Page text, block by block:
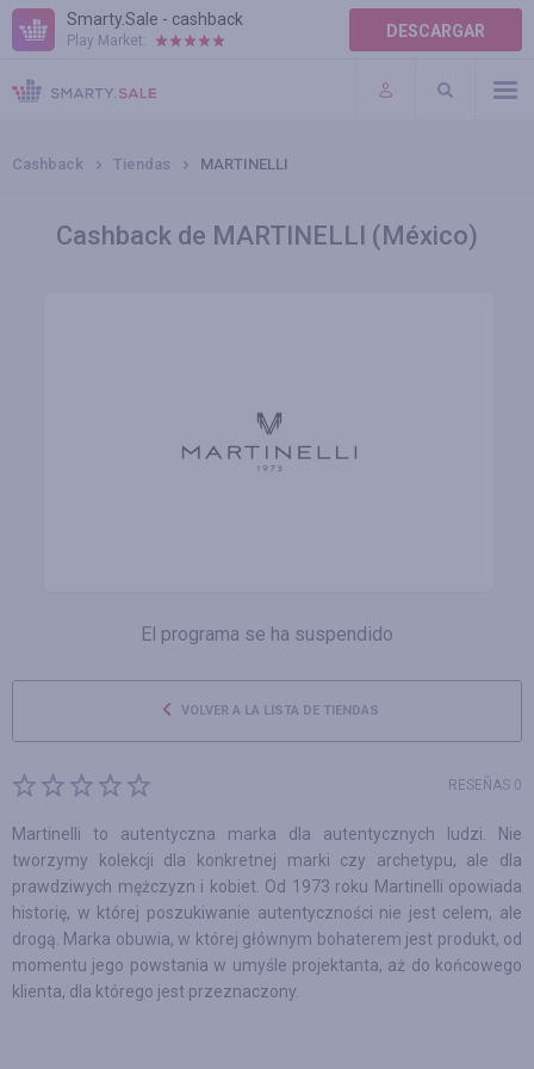
Smarty.Sale - cashback
Play Market: DESCARGAR
AYUDA
TÉRMINOS DE USO
Cashback Tiendas MARTINELLI
Cashback de MARTINELLI (México)
El programa se ha suspendido
VOLVER A LA LISTA DE TIENDAS
RESEÑAS 0
Martinelli to autentyczna marka dla autentycznych ludzi. Nie
tworzymy kolekcji dla konkretnej marki czy archetypu, ale dla
prawdziwych mężczyzn i kobiet. Od 1973 roku Martinelli opowiada
historię, w której poszukiwanie autentyczności nie jest celem, ale
drogą. Marka obuwia, w której głównym bohaterem jest produkt, od
momentu jego powstania w umyśle projektanta, aż do końcowego
klienta, dla którego jest przeznaczony.